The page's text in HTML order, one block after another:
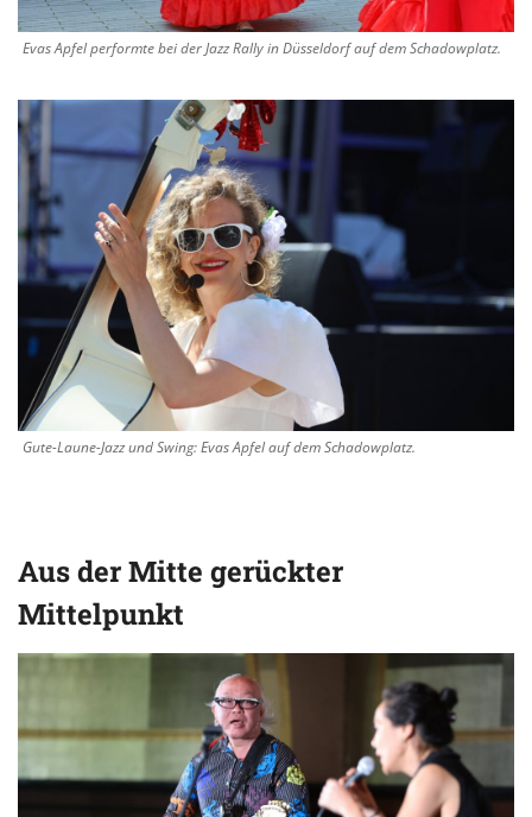
Evas Apfel performte bei der Jazz Rally in Düsseldorf auf dem Schadowplatz.
Gute-Laune-Jazz und Swing: Evas Apfel auf dem Schadowplatz.
Aus der Mitte gerückter
Mittelpunkt